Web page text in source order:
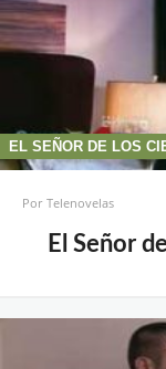
EL SEÑOR DE LOS
PorTelenovelas
El Señor